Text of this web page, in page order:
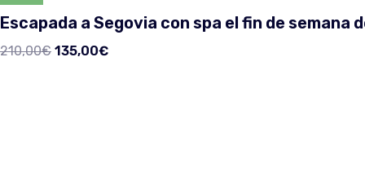
Escapada a Segovia con spa el fin de semana
210,00€ 135,00€